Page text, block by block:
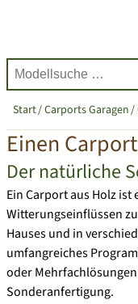
Start Carports Garagen
Einen
Der natürliche
Ein Carport aus Holz
Witterungseinflüssen
Hauses und in
umfangreiches
oder
Sonderanfertigung.